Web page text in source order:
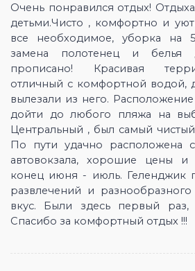
Очень понравился отдых!
детьми.Чисто , комфортно и
все необходимое, уборка на
замена полотенец и
прописано! Красивая
отличный с комфортной водой,
вылезали из него.
дойти до любого пляжа на
Центральный , был самый
По пути удачно расположена
автовокзала, хорошие цены и
конец июня - июль. Геленджик
развлечений и
вкус. Были здесь первый
Спасибо за комфортный отдых !!!